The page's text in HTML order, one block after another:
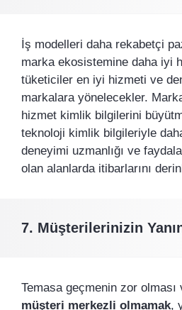
İş modelleri daha rekabetçi
marka ekosistemine daha iyi
tüketiciler en iyi hizmeti ve
markalara yönelecekler.
hizmet kimlik bilgilerini
teknoloji kimlik bilgileriyle
deneyimi uzmanlığı ve
olan alanlarda itibarlarını
7. Müşterilerinizin
Temasa geçmenin zor
müşteri merkezli olmamak,